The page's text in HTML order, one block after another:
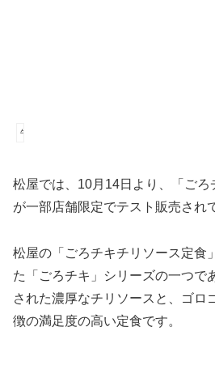
牛丼
松屋では、10月14日より、「ごろ
が一部店舗限定でテスト販売され
松屋の「ごろチキチリソース定食
た「ごろチキ」シリーズの一つで
された濃厚なチリソースと、ゴロ
徴の満足度の高い定食です。